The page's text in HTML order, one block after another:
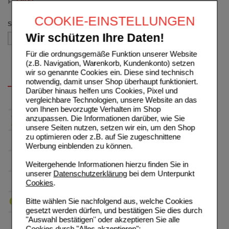
COOKIE-EINSTELLUNGEN
Wir schützen Ihre Daten!
Für die ordnungsgemäße Funktion unserer Website
(z.B. Navigation, Warenkorb, Kundenkonto) setzen
wir so genannte Cookies ein. Diese sind technisch
notwendig, damit unser Shop überhaupt funktioniert.
Darüber hinaus helfen uns Cookies, Pixel und
vergleichbare Technologien, unsere Website an das
von Ihnen bevorzugte Verhalten im Shop
anzupassen. Die Informationen darüber, wie Sie
unsere Seiten nutzen, setzen wir ein, um den Shop
zu optimieren oder z.B. auf Sie zugeschnittene
Werbung einblenden zu können.
Weitergehende Informationen hierzu finden Sie in
unserer Datenschutzerklärungbei dem Unterpunkt
Cookies.
Bitte wählen Sie nachfolgend aus, welche Cookies
gesetzt werden dürfen, und bestätigen Sie dies durch
"Auswahl bestätigen" oder akzeptieren Sie alle
Sortieren nach